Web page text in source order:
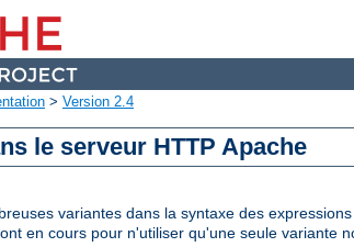
> Version 2.4
le serveur HTTP Apache
variantes dans la syntaxe des
en cours pour n'utiliser qu'une seule variante